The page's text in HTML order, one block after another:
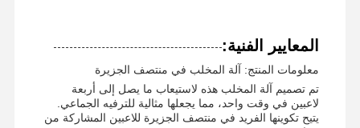
منزل المنتجات أشرطة فيديو
المعايير الفنية:
معلومات المنتج: آلة المخلب في منتصف الجزيرة
تم تصميم آلة المخلب هذه لاستيعاب ما يصل إلى أربعة
لاعبين في وقت واحد، مما يجعلها مثالية للترفيه الجماعي.
يتيح تكوينها الفريد في منتصف الجزيرة للاعبين المشاركة من